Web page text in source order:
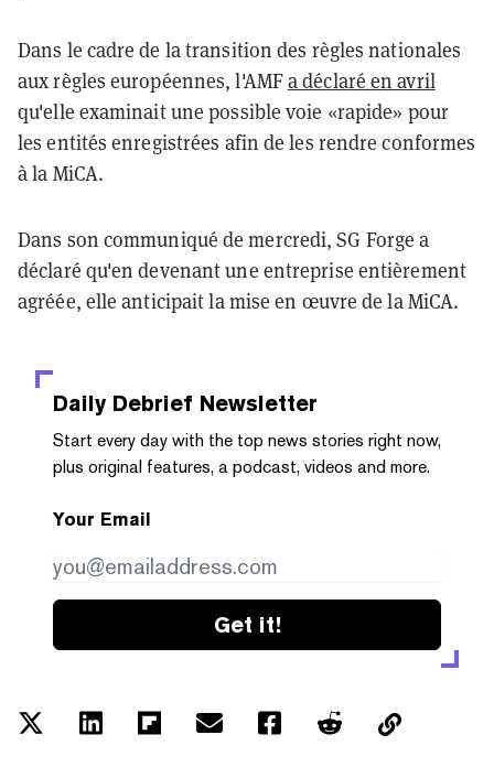
Dans le cadre de la transition des règles nationales
aux règles européennes, l'AMFa déclaré en avril
qu'elle examinait une possible voie «rapide» pour
les entités enregistrées afin de les rendre conformes
à la MiCA.
Dans son communiqué de mercredi, SG Forge a
déclaré qu'en devenant une entreprise entièrement
agréée, elle anticipait la mise en œuvre de la MiCA.
Daily Debrief Newsletter
Start every day with the top news stories right now,
plus original features, a podcast, videos and more.
Your Email
Get it!